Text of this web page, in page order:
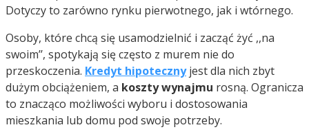
Dotyczy to zarówno rynku pierwotnego, jak i wtórnego.
Osoby, które chcą się usamodzielnić i zacząć żyć ,,na
swoim’’, spotykają się często z murem nie do
przeskoczenia. Kredyt hipotecznyjest dla nich zbyt
dużym obciążeniem, a koszty wynajmu rosną. Ogranicza
to znacząco możliwości wyboru i dostosowania
mieszkania lub domu pod swoje potrzeby.